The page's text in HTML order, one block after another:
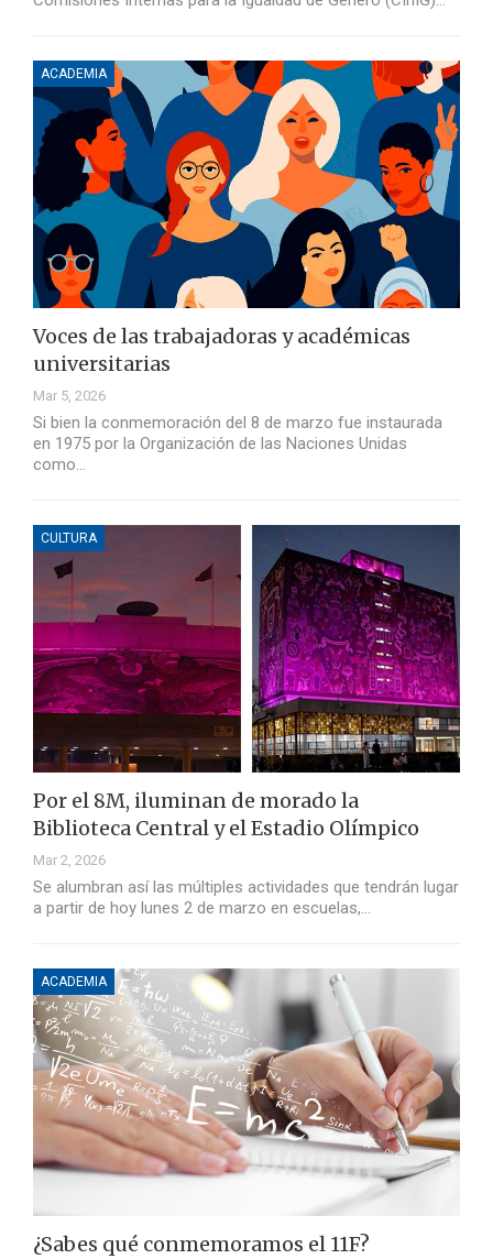
ACADEMIA
Voces de las trabajadoras y académicas
universitarias
Mar 5, 2026
Si bien la conmemoración del 8 de marzo fue instaurada
en 1975 por la Organización de las Naciones Unidas
como…
CULTURA
Por el 8M, iluminan de morado la
Biblioteca Central y el Estadio Olímpico
Mar 2, 2026
Se alumbran así las múltiples actividades que tendrán lugar
a partir de hoy lunes 2 de marzo en escuelas,…
ACADEMIA
¿Sabes qué conmemoramos el 11F?